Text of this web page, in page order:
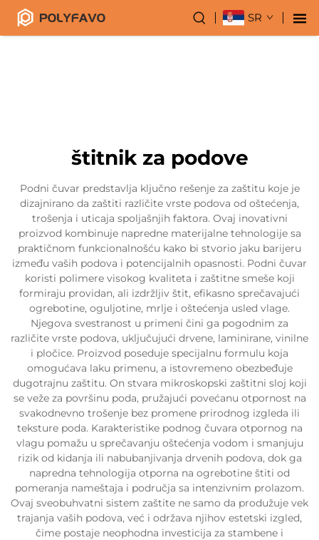
SR
štitnik za podove
Podni čuvar predstavlja ključno rešenje za zaštitu koje je
dizajnirano da zaštiti različite vrste podova od oštećenja,
trošenja i uticaja spoljašnjih faktora. Ovaj inovativni
proizvod kombinuje napredne materijalne tehnologije sa
praktičnom funkcionalnošću kako bi stvorio jaku barijeru
između vaših podova i potencijalnih opasnosti. Podni čuvar
koristi polimere visokog kvaliteta i zaštitne smeše koji
formiraju providan, ali izdržljiv štit, efikasno sprečavajući
ogrebotine, oguljotine, mrlje i oštećenja usled vlage.
Njegova svestranost u primeni čini ga pogodnim za
različite vrste podova, uključujući drvene, laminirane, vinilne
i pločice. Proizvod poseduje specijalnu formulu koja
omogućava laku primenu, a istovremeno obezbeđuje
dugotrajnu zaštitu. On stvara mikroskopski zaštitni sloj koji
se veže za površinu poda, pružajući povećanu otpornost na
svakodnevno trošenje bez promene prirodnog izgleda ili
teksture poda. Karakteristike podnog čuvara otpornog na
vlagu pomažu u sprečavanju oštećenja vodom i smanjuju
rizik od kidanja ili nabubanjivanja drvenih podova, dok ga
napredna tehnologija otporna na ogrebotine štiti od
pomeranja nameštaja i područja sa intenzivnim prolazom.
Ovaj sveobuhvatni sistem zaštite ne samo da produžuje vek
trajanja vaših podova, već i održava njihov estetski izgled,
čime postaje neophodna investicija za stambene i